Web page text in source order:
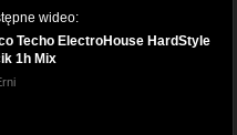
wideo:
Techo ElectroHouse HardStyle
1h Mix